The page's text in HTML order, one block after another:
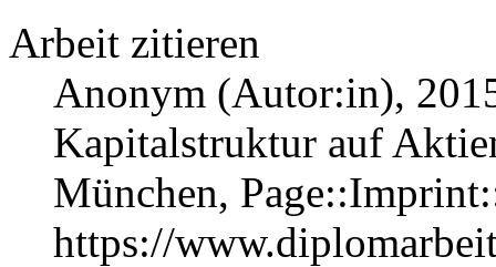
Arbeit zitieren
Anonym (Autor:in),
Kapitalstruktur auf
München,
https://